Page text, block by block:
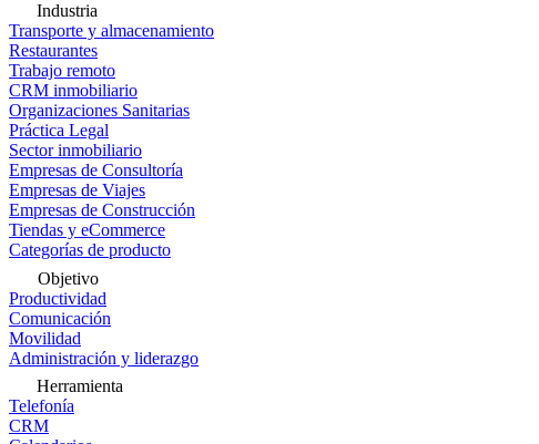
Industria
Transporte y almacenamiento
Restaurantes
Trabajo remoto
CRM inmobiliario
Organizaciones Sanitarias
Práctica Legal
Sector inmobiliario
Empresas de Consultoría
Empresas de Viajes
Empresas de Construcción
Tiendas y eCommerce
Categorías de producto
Objetivo
Productividad
Comunicación
Movilidad
Administración y liderazgo
Herramienta
Telefonía
CRM